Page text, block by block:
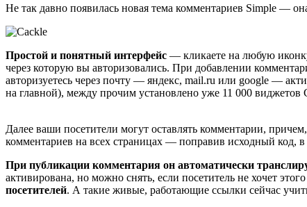
Не так давно появилась новая тема комментариев Simple —
Простой и понятный интерфейс — кликаете на любую
через которую вы авторизовались. При добавлении
авторизуетесь через почту — яндекс, mail.ru или google —
на главной), между прочим установлено уже 11 000 виджетов
Далее ваши посетители могут оставлять комментарии,
комментариев на всех страницах — поправив исходный код, в
При публикации комментария он автоматически
активирована, но можно снять, если посетитель не хочет
посетителей. А такие живые, работающие ссылки сейчас